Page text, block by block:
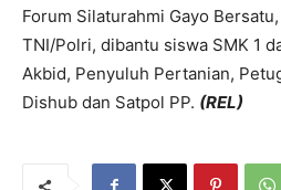
Forum Silaturahmi Gayo
TNI/Polri, dibantu siswa SMK 1
Akbid, Penyuluh Pertanian,
Dishub dan Satpol PP. (REL)